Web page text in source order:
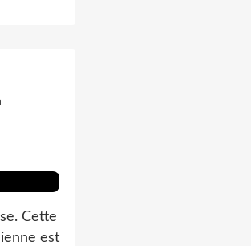
Cette
est